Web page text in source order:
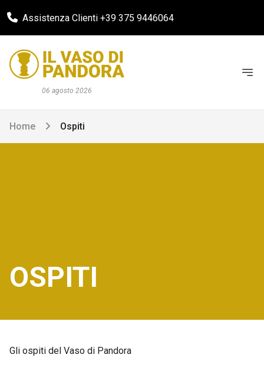
Assistenza Clienti +39 375 9446064
06 agosto 2026
Home Ospiti
OSPITI
Gli ospiti del Vaso di Pandora